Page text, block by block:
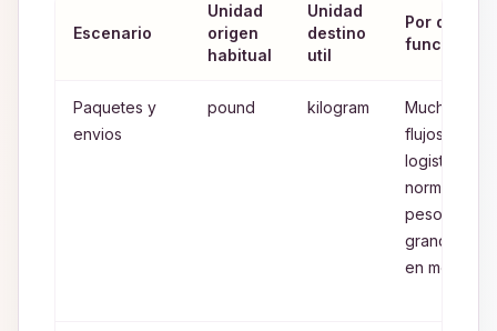
Escenario
Unidad
origen
habitual
Unidad
destino
util
Por que
funciona
Paquetes y
envios
pound kilogram
Muchos
flujos
logisticos
normalizan
pesos
grandes
en metrica